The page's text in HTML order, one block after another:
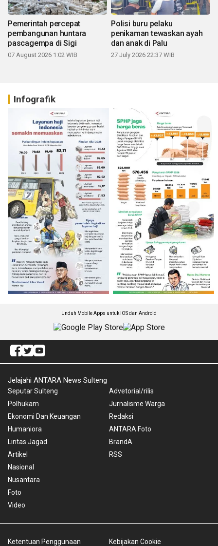
Pemerintah percepat
pembangunan huntara
pascagempa di Sigi
07 August 2026 1:02 WIB
Polisi buru pelaku
penikaman tewaskan ayah
dan anak di Palu
27 July 2026 22:37 WIB
Infografik
Unduh Mobile Apps untuk iOS dan Android
Jelajahi ANTARA News Sulteng
Seputar Sulteng
Polhukam
Ekonomi Dan Keuangan
Humaniora
Lintas Jagad
Artikel
Nasional
Nusantara
Foto
Video
Advetorial/rilis
Jurnalisme Warga
Redaksi
ANTARA Foto
BrandA
RSS
Ketentuan Penggunaan Kebijakan Cookie